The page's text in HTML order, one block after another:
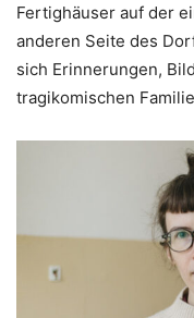
Fertighäuser auf der
anderen Seite des
sich Erinnerungen,
tragikomischen